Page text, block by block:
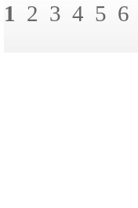
1 2 3 4 5 6